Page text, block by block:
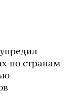
по странам